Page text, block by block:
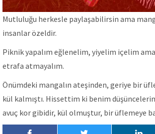
Mutluluğu herkesle paylaşabilirsin ama
insanlar özeldir.
Piknik yapalım eğlenelim, yiyelim içelim
etrafa atmayalım.
Önümdeki mangalın ateşinden, geriye bir
kül kalmıştı. Hissettim ki benim
avuç kor gibidir, kül olmuştur, bir üflemeye